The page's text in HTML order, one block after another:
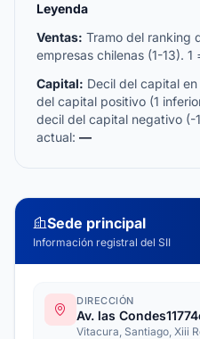
Leyenda
Ventas: Tramo del ranking
empresas chilenas (1-13). 1
Capital: Decil del capital
del capital positivo (1
decil del capital negativo (-
actual: —
Sede principal
Información registral del SII
DIRECCIÓN
Av. las
Vitacura, Santiago, Xiii